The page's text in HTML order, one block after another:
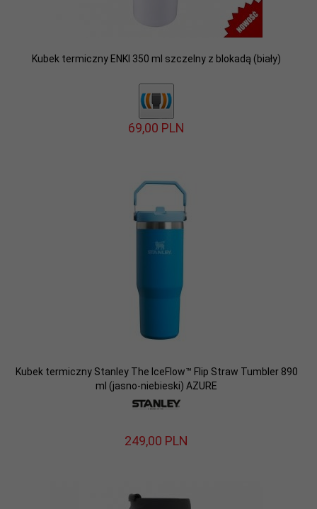
Kubek termiczny ENKI 350 ml szczelny z blokadą (biały)
69,00 PLN
Kubek termiczny Stanley The IceFlow™ Flip Straw Tumbler 890
ml (jasno-niebieski) AZURE
249,00 PLN